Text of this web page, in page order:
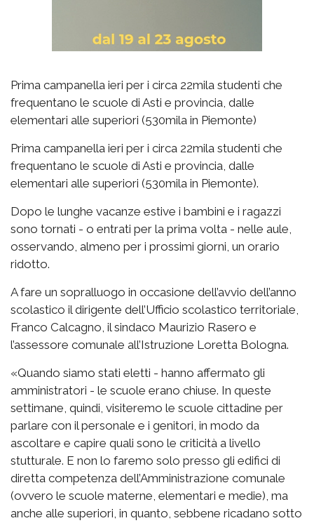
Prima campanella ieri per i circa 22mila studenti che
frequentano le scuole di Asti e provincia, dalle
elementari alle superiori (530mila in Piemonte)
Prima campanella ieri per i circa 22mila studenti che
frequentano le scuole di Asti e provincia, dalle
elementari alle superiori (530mila in Piemonte).
Dopo le lunghe vacanze estive i bambini e i ragazzi
sono tornati - o entrati per la prima volta - nelle aule,
osservando, almeno per i prossimi giorni, un orario
ridotto.
A fare un sopralluogo in occasione dell’avvio dell’anno
scolastico il dirigente dell’Ufficio scolastico territoriale,
Franco Calcagno, il sindaco Maurizio Rasero e
l’assessore comunale all’Istruzione Loretta Bologna.
«Quando siamo stati eletti - hanno affermato gli
amministratori - le scuole erano chiuse. In queste
settimane, quindi, visiteremo le scuole cittadine per
parlare con il personale e i genitori, in modo da
ascoltare e capire quali sono le criticità a livello
stutturale. E non lo faremo solo presso gli edifici di
diretta competenza dell’Amministrazione comunale
(ovvero le scuole materne, elementari e medie), ma
anche alle superiori, in quanto, sebbene ricadano sotto